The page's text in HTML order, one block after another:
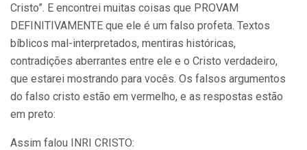
Cristo”. E encontrei muitas coisas que PROVAM
DEFINITIVAMENTE que ele é um falso profeta. Textos
bíblicos mal-interpretados, mentiras históricas,
contradições aberrantes entre ele e o Cristo verdadeiro,
que estarei mostrando para vocês. Os falsos argumentos
do falso cristo estão em vermelho, e as respostas estão
em preto:
Assim falou INRI CRISTO: